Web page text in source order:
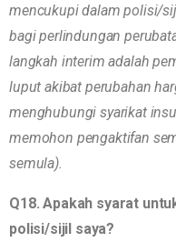
mencukupi dalam polisi/
bagi perlindungan
langkah interim adalah
luput akibat perubahan
menghubungi syarikat
memohon pengaktifan
semula).
Q18. Apakah syarat
polisi/sijil saya?